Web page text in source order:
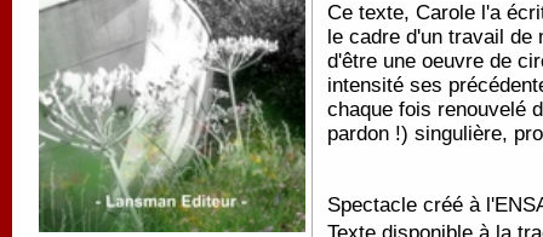
Ce texte, Carole l'a
le cadre d'un travail
d'être une oeuvre de
intensité ses
chaque fois renouvelé
pardon !) singulière,
Spectacle créé à
Texte disponible à la